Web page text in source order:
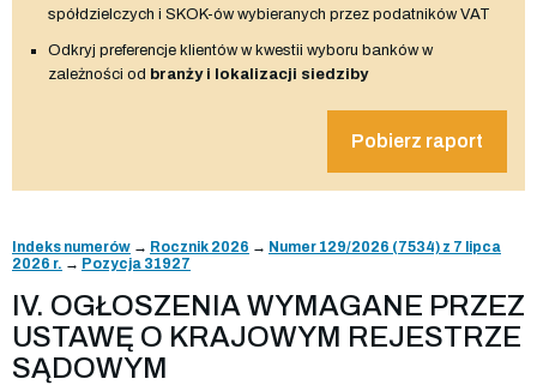
spółdzielczych i SKOK-ów wybieranych przez podatników VAT
Odkryj preferencje klientów w kwestii wyboru banków w
zależności od branży i lokalizacji siedziby
Pobierz raport
Indeks numerów → Rocznik 2026 → Numer 129/2026 (7534) z 7 lipca
2026 r. → Pozycja 31927
IV. OGŁOSZENIA WYMAGANE PRZEZ
USTAWĘ O KRAJOWYM REJESTRZE
SĄDOWYM